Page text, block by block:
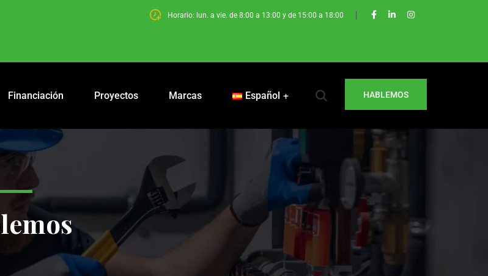
Horario: lun. a vie. de 8:00 a 13:00 y de 15:00 a 18:00
Financiación Proyectos Marcas Español HABLEMOS